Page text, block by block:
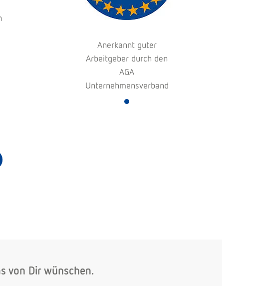
Anerkannt guter
Arbeitgeber durch den
AGA
Unternehmensverband
von Dir wünschen.